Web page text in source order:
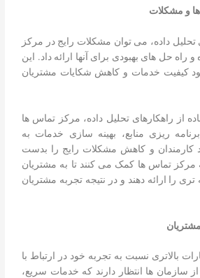
و مشکلات
تحلیل داده، می توان مشکلات رایج در مرکز
حل های بهبودی برای آنها ارائه داد. این
کیفیت خدمات و کاهش شکایات مشتریان
از راهکارهای تحلیل داده، مرکز تماس ها
ریزی منابع، بهینه سازی خدمات به
کارمندان و کاهش مشکلات رایج را بدست
به مرکز تماس ها کمک می کنند تا به مشتریان
را ارائه دهند و در نتیجه تجربه مشتریان
بالاتری نسبت به تجربه خود در ارتباط با
سازمان ها انتظار دارند که خدمات سریع،